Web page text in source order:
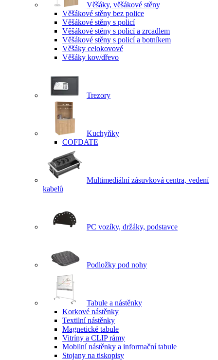
Věšáky, věšákové stěny
Věšákové stěny bez police
Věšákové stěny s policí
Věšákové stěny s policí a zrcadlem
Věšákové stěny s policí a botníkem
Věšáky celokovové
Věšáky kov/dřevo
Trezory
Kuchyňky
COFDATE
Multimediální zásuvková centra, vedení
kabelů
PC vozíky, držáky, podstavce
Podložky pod nohy
Tabule a nástěnky
Korkové nástěnky
Textilní nástěnky
Magnetické tabule
Vitríny a CLIP rámy
Mobilní nástěnky a informační tabule
Stojany na tiskopisy